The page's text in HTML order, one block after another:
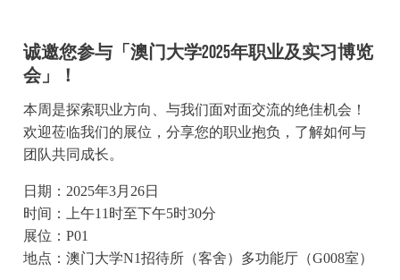
诚邀您参与「澳门大学2025年职业及实习博览
会」！
本周是探索职业方向、与我们面对面交流的绝佳机会！
欢迎莅临我们的展位，分享您的职业抱负，了解如何与
团队共同成长。
日期：2025年3月26日
时间：上午11时至下午5时30分
展位：P01
地点：澳门大学N1招待所（客舍）多功能厅（G008室）